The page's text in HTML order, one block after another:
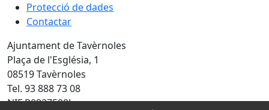
Protecció de dades
Contactar
Ajuntament de Tavèrnoles
Plaça de l'Església, 1
08519 Tavèrnoles
Tel. 93 888 73 08
NIF P0827500J